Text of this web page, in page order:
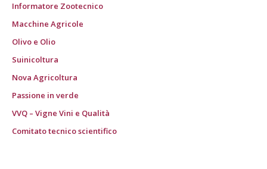
Informatore Zootecnico
Macchine Agricole
Olivo e Olio
Suinicoltura
Nova Agricoltura
Passione in verde
VVQ – Vigne Vini e Qualità
Comitato tecnico scientifico